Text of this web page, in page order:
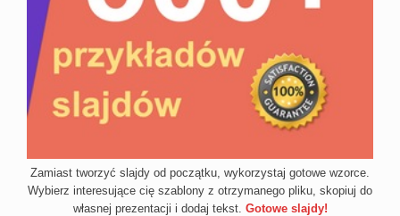
Zamiast tworzyć slajdy od początku, wykorzystaj gotowe wzorce.
Wybierz interesujące cię szablony z otrzymanego pliku, skopiuj do
własnej prezentacji i dodaj tekst. Gotowe slajdy!